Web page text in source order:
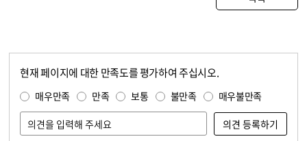
현재 페이지에 대한 만족도를 평가하여 주십시오.
매우만족 만족 보통 불만족 매우불만족